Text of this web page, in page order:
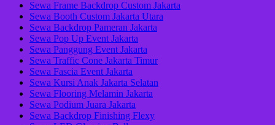
Sewa Frame Backdrop Custom Jakarta
Sewa Booth Custom Jakarta Utara
Sewa Backdrop Pameran Jakarta
Sewa Pop Up Event Jakarta
Sewa Panggung Event Jakarta
Sewa Traffic Cone Jakarta Timur
Sewa Fascia Event Jakarta
Sewa Kursi Anak Jakarta Selatan
Sewa Flooring Melamin Jakarta
Sewa Podium Juara Jakarta
Sewa Backdrop Finishing Flexy